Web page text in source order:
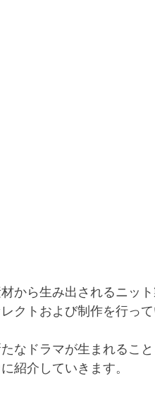
から生み出されるニッ
クトおよび制作を行っ
なドラマが生まれるこ
紹介していきます。